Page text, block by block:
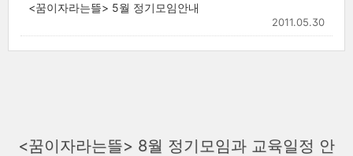
<꿈이자라는뜰> 5월 정기모임안내
2011.05.30
<꿈이자라는뜰> 8월 정기모임과 교육일정 안